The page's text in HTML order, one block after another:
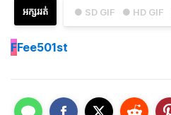
● SD GIF ● HD GIF
អក្សររត់
FFee501st